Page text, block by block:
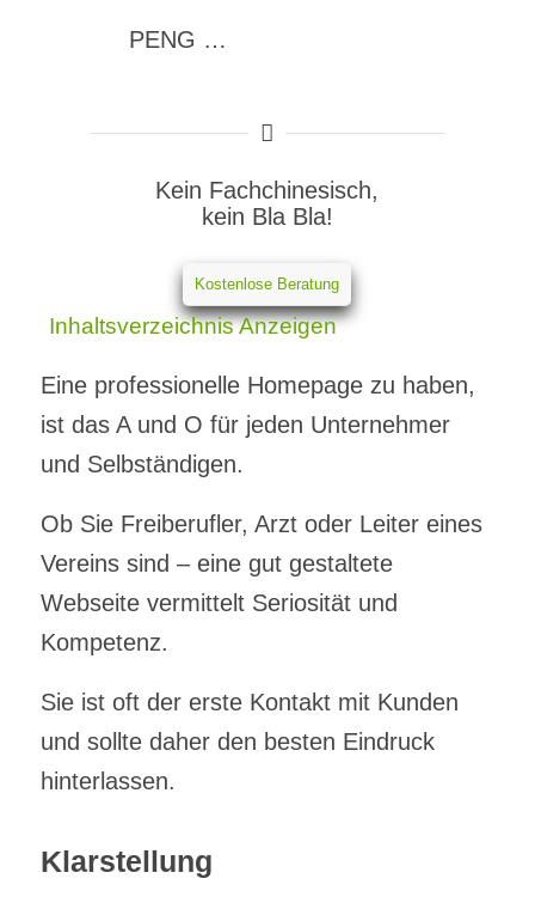
PENG …
Kein Fachchinesisch,
kein Bla Bla!
Kostenlose Beratung
InhaltsverzeichnisAnzeigen
Eine professionelle Homepage zu haben,
ist das A und O für jeden Unternehmer
und Selbständigen.
Ob Sie Freiberufler, Arzt oder Leiter eines
Vereins sind – eine gut gestaltete
Webseite vermittelt Seriosität und
Kompetenz.
Sie ist oft der erste Kontakt mit Kunden
und sollte daher den besten Eindruck
hinterlassen.
Klarstellung